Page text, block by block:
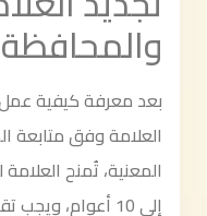
بعد معرفة كيفية عمل
العلامة وفق متابعة
المعنية، تُمنح
إلى 10 أعوام،